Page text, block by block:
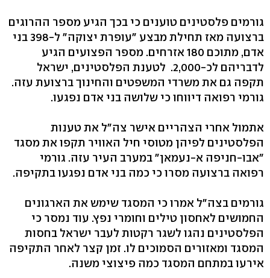
גורמים פלסטינים טוענים כי בכך הגיע מספר ההרוגים
ברצועה מאז תחילת מבצע "עופרת יצוקה" ל-398 בני
אדם, מתוכם 180 אזרחים. מספר הפצועים הגיע
לדבריהם לכ-2,000. לטענת הפלסטינים, ישראל
תקפה גם את משרדי המשפטים והחינוך ברצועת עזה.
גורמי רפואה דיווחו כי שלושה בני אדם נפגעו.
אתמול אחרי הצהריים אישר צה"ל את טענות
הפלסטינים לפיהן מטוסי חיל האוויר תקפו את מסגד
"אבו-חניפה א-נעמאן" במערב העיר עזה. גורמי
רפואה ברצועה מסרו כי כמה בני אדם נפגעו בתקיפה.
גורמים בצה"ל אמרו כי המסגד שימש את הארגונים
החמושים לאחסון טילים וחומרי נפץ. עוד נמסר כי
הפלסטינים נהגו לשגר רקטות לעבר ישראל בחסות
המסגד ומאזורים הסמוכים לו. זמן קצר לאחר התקיפה
אירעו במתחם המסגד כמה פיצוצי משנה.